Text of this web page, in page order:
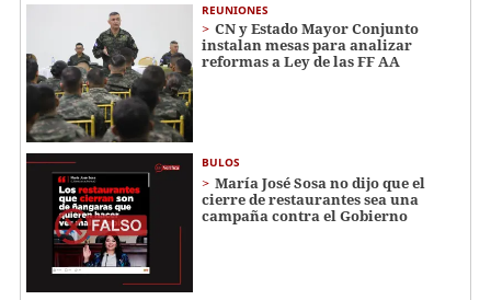
REUNIONES
CN y Estado Mayor Conjunto
instalan mesas para analizar
reformas a Ley de las FF AA
BULOS
María José Sosa no dijo que el
cierre de restaurantes sea una
campaña contra el Gobierno